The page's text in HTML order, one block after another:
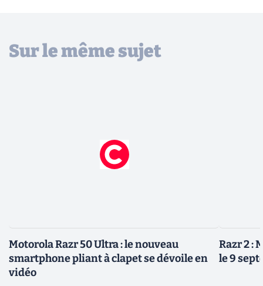
Sur le même sujet
Motorola Razr 50 Ultra : le nouveau
smartphone pliant à clapet se dévoile en
vidéo
Razr 2 :
le 9